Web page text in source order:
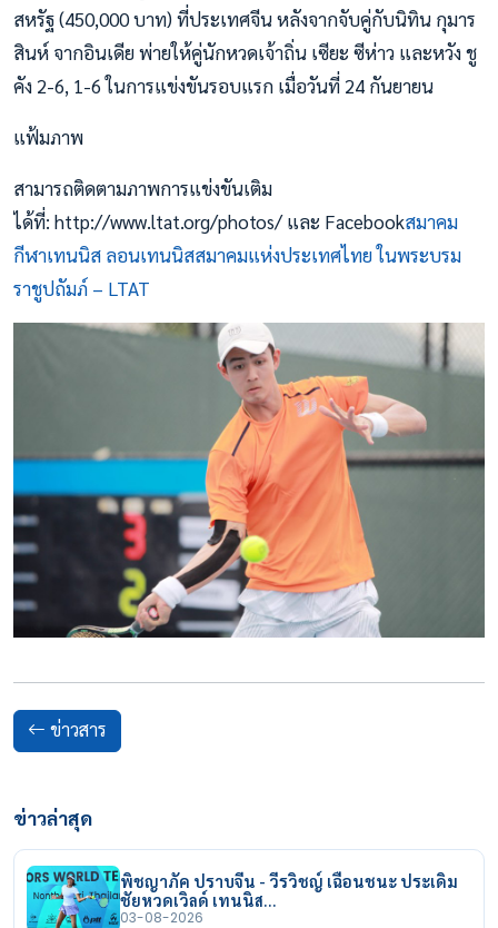
สหรัฐ (450,000 บาท) ที่ประเทศจีน หลังจากจับคู่กับนิทิน กุมาร
สินห์ จากอินเดีย พ่ายให้คู่นักหวดเจ้าถิ่น เซียะ ซีห่าว และหวัง ชู
คัง 2-6, 1-6 ในการแข่งขันรอบแรก เมื่อวันที่ 24 กันยายน
แฟ้มภาพ
สามารถติดตามภาพการแข่งขันเติม
ได้ที่: http://www.ltat.org/photos/ และ Facebookสมาคม
กีฬาเทนนิส ลอนเทนนิสสมาคมแห่งประเทศไทย ในพระบรม
ราชูปถัมภ์ – LTAT
ข่าวสาร
ข่าวล่าสุด
พิชญาภัค ปราบจีน - วีรวิชญ์ เฉือนชนะ ประเดิม
ชัยหวดเวิลด์ เทนนิส…
03-08-2026